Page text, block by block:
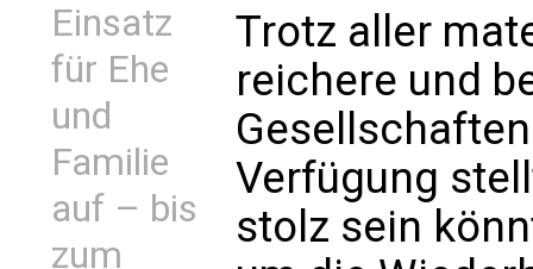
Einsatz
für Ehe
und
Familie
auf – bis
zum
Trotz aller
reichere und
Verfügung
stolz sein